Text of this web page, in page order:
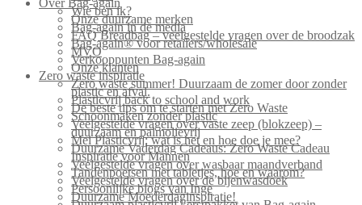
Over Bag-again
Wie ben ik?
Onze duurzame merken
Bag-again in de media
FAQ Breadbag – veelgestelde vragen over de broodzak
Bag-again® voor retailers/wholesale
MVO
Verkooppunten Bag-again
Onze klanten
Zero waste inspiratie
Zero waste summer! Duurzaam de zomer door zonder
plastic en afval.
Plasticvrij back to school and work
De beste tips om te starten met Zero Waste
Schoonmaken zonder plastic
Veelgestelde vragen over vaste zeep (blokzeep) –
duurzaam en palmolievrij
Mei Plasticvrij: wat is het en hoe doe je mee?
Duurzame Vaderdag Cadeaus: Zero Waste Cadeau
Inspiratie voor Mannen
Veelgestelde vragen over wasbaar maandverband
Tandenpoetsen met tabletjes, hoe en waarom?
Veelgestelde vragen over de bijenwasdoek
Persoonlijke blogs van Inge
Duurzame Moederdaginspiratie!